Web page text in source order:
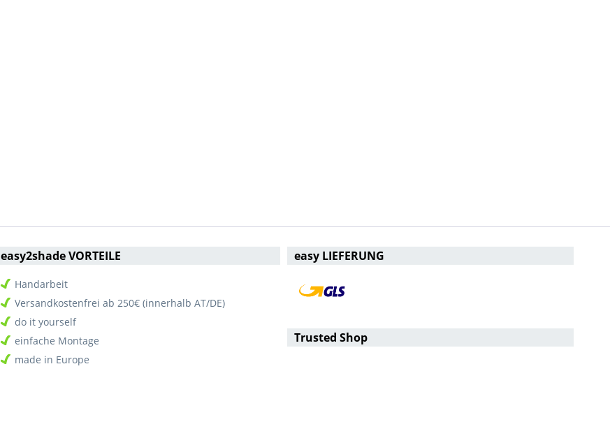
easy2shade VORTEILE
Handarbeit
Versandkostenfrei ab 250€ (innerhalb AT/DE)
do it yourself
einfache Montage
made in Europe
easy LIEFERUNG
Trusted Shop